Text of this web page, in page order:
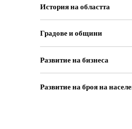
История на областта
Градове и общини
Развитие на бизнеса
Развитие на броя на